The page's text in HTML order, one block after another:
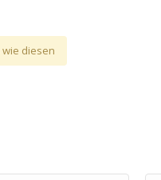
wie diesen